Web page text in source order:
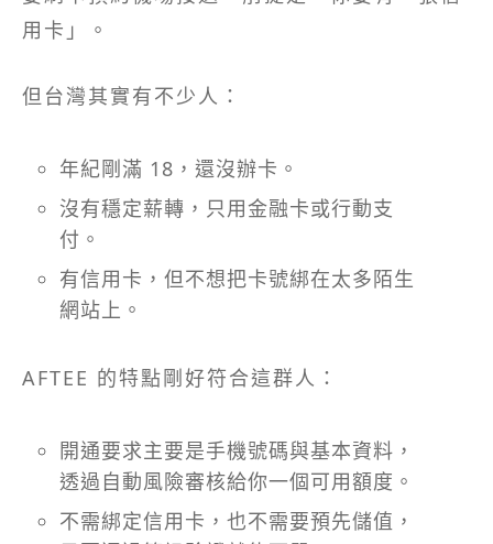
用卡」。
但台灣其實有不少人：
年紀剛滿 18，還沒辦卡。
沒有穩定薪轉，只用金融卡或行動支
付。
有信用卡，但不想把卡號綁在太多陌生
網站上。
AFTEE 的特點剛好符合這群人：
開通要求主要是手機號碼與基本資料，
透過自動風險審核給你一個可用額度。
不需綁定信用卡，也不需要預先儲值，